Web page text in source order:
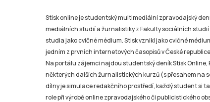
Stisk online je studentský multimediální zpravodajský
mediálních studií a žurnalistiky z Fakulty sociálních studií
studia jako cvičné médium. Stisk vznikl jako cvičné
jedním z prvních internetových časopisů v České
Na portálu zájemci najdou studentský deník Stisk Online,
některých dalších žurnalistických kurzů (s přesahem na
dílny je simulace redakčního prostředí, každý student si
role při výrobě online zpravodajského či publicistického